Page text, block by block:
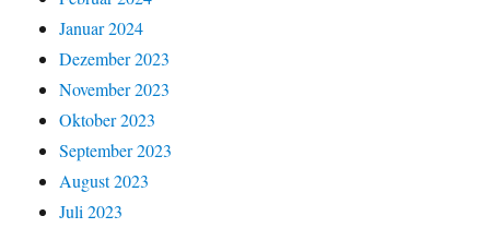
Januar 2024
Dezember 2023
November 2023
Oktober 2023
September 2023
August 2023
Juli 2023